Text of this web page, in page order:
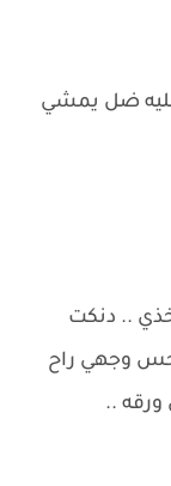
ضل يمشي
.. دنكت
وجهي راح
ورقه ..